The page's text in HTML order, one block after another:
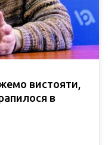
вистояти,
в